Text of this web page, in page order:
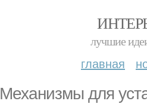
лучшие
главная
Механизмы для